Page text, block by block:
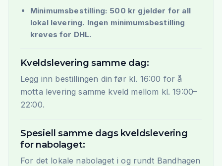
Minimumsbestilling: 500 kr gjelder for all
lokal levering. Ingen minimumsbestilling
kreves for DHL.
Kveldslevering samme dag:
Legg inn bestillingen din før kl. 16:00 for å
motta levering samme kveld mellom kl. 19:00–
22:00.
Spesiell samme dags kveldslevering
for nabolaget:
For det lokale nabolaget i og rundt Bandhagen